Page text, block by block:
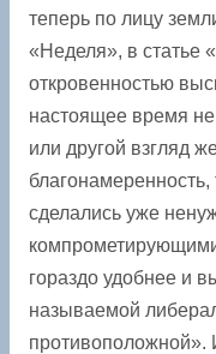
теперь по лицу
«Неделя», в статье
откровенностью
настоящее время не
или другой взгляд
сделались уже
гораздо удобнее и
называемой
противоположной».